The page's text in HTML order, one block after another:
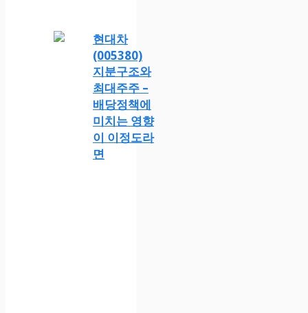
현대차
(005380)
지분구조와
최대주주 –
배당정책에
미치는 영향
이 이정도라
면